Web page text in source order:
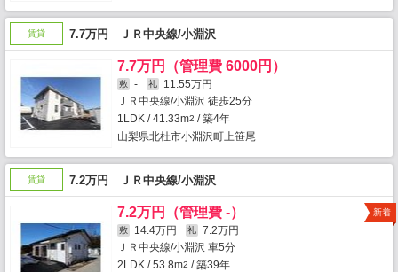
賃貸 7.7万円 ＪＲ中央線/小淵沢
7.7万円（管理費 6000円）
敷 - 礼
11.55万円
ＪＲ中央線/小淵沢 徒歩25分
1LDK / 41.33m2 / 築4年
山梨県北杜市小淵沢町上笹尾
賃貸 7.2万円 ＪＲ中央線/小淵沢
7.2万円（管理費 -）
敷 14.4万円 礼
7.2万円
ＪＲ中央線/小淵沢 車5分
2LDK / 53.8m2 / 築39年
新着